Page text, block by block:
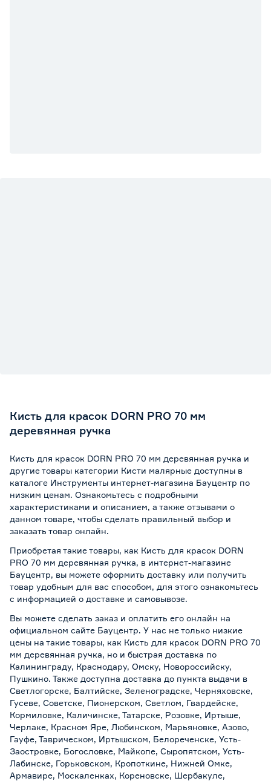
Кисть для красок DORN PRO 70 мм
деревянная ручка
Кисть для красок DORN PRO 70 мм деревянная ручка и
другие товары категории Кисти малярные доступны в
каталоге Инструменты интернет-магазина Бауцентр по
низким ценам. Ознакомьтесь с подробными
характеристиками и описанием, а также отзывами о
данном товаре, чтобы сделать правильный выбор и
заказать товар онлайн.
Приобретая такие товары, как Кисть для красок DORN
PRO 70 мм деревянная ручка, в интернет-магазине
Бауцентр, вы можете оформить доставку или получить
товар удобным для вас способом, для этого ознакомьтесь
с информацией о доставке и самовывозе.
Вы можете сделать заказ и оплатить его онлайн на
официальном сайте Бауцентр. У нас не только низкие
цены на такие товары, как Кисть для красок DORN PRO 70
мм деревянная ручка, но и быстрая доставка по
Калининграду, Краснодару, Омску, Новороссийску,
Пушкино. Также доступна доставка до пункта выдачи в
Светлогорске, Балтийске, Зеленоградске, Черняховске,
Гусеве, Советске, Пионерском, Светлом, Гвардейске,
Кормиловке, Каличинске, Татарске, Розовке, Иртыше,
Черлаке, Красном Яре, Любинском, Марьяновке, Азово,
Гауфе, Таврическом, Иртышском, Белореченске, Усть-
Заостровке, Богословке, Майкопе, Сыропятском, Усть-
Лабинске, Горьковском, Кропоткине, Нижней Омке,
Армавире, Москаленках, Кореновске, Шербакуле,